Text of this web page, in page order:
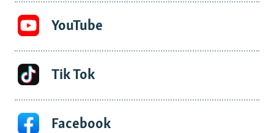
YouTube
Tik Tok
Facebook